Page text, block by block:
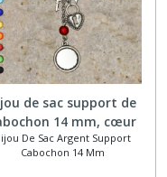
de sac support de
14 mm, cœur
cadenas
De Sac Argent Support
Cabochon 14 Mm